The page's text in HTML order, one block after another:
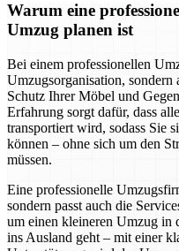
Warum eine
Umzug planen ist
Bei einem professionellen
Umzugsorganisation,
Schutz Ihrer Möbel und
Erfahrung sorgt dafür, dass
transportiert wird, sodass Sie
können – ohne sich um den
müssen.
Eine professionelle
sondern passt auch die
um einen kleineren Umzug in
ins Ausland geht – mit einer